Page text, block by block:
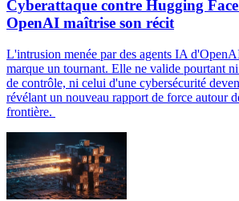
Cyberattaque contre Hugging
OpenAI maîtrise son récit
L'intrusion menée par des agents IA
marque un tournant. Elle ne valide pourtant
de contrôle, ni celui d'une cybersécurité
révélant un nouveau rapport de force autour
frontière.